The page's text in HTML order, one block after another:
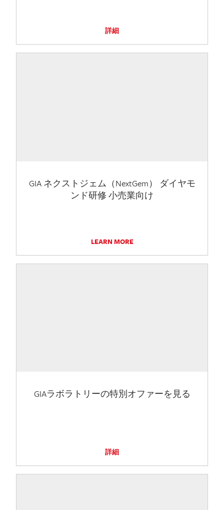
詳細
GIA ネクストジェム（NextGem） ダイヤモ
ンド研修 小売業向け
LEARN MORE
GIAラボラトリーの特別オファーを見る
詳細